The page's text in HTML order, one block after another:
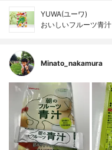
YUWA(ユーワ)
おいしいフルーツ青汁
Minato_nakamura